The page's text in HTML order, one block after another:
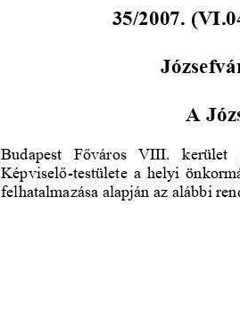
35/2007. (VI.
Jó
A
Budapest  Főváros  VIII.  kerület
Képviselő-testülete a helyi
felhatalmazása alapján az alábbi